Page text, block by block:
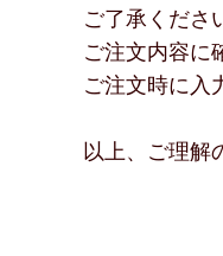
ご了承くださ
ご注文内容に
ご注文時に入
以上、ご理解